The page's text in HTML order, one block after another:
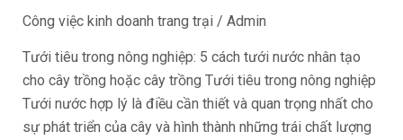
Công việc kinh doanh trang trại / Admin
Tưới tiêu trong nông nghiệp: 5 cách tưới nước nhân tạo
cho cây trồng hoặc cây trồng Tưới tiêu trong nông nghiệp
Tưới nước hợp lý là điều cần thiết và quan trọng nhất cho
sự phát triển của cây và hình thành những trái chất lượng
cho
trồng
hoặc
cây
trồng